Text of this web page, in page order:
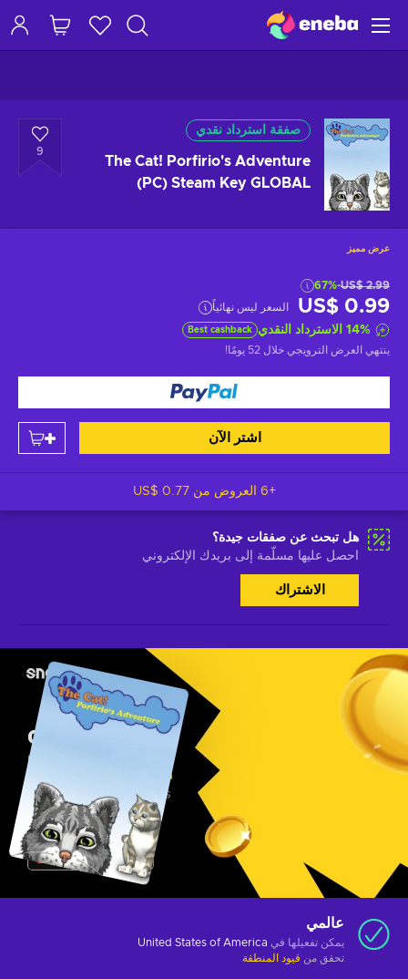
صفقة استرداد نقدي
The Cat! Porfirio's Adventure
(PC) Steam Key GLOBAL
9
عرض مميز
US$ 2.99
-67%
US$ 0.99 السعر ليس نهائياً
14% الاسترداد النقدي Best cashback
ينتهي العرض الترويجي خلال 52 يومًا !
اشتر الآن
+6 العروض من US$ 0.77
هل تبحث عن صفقات جيدة؟
احصل عليها مسلّمة إلى بريدك الإلكتروني
الاشتراك
عالمي
يمكن تفعيلها في United States of America
تحقق من قيود المنطقة